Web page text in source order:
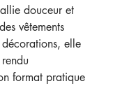
douceur et
vêtements
elle
format pratique